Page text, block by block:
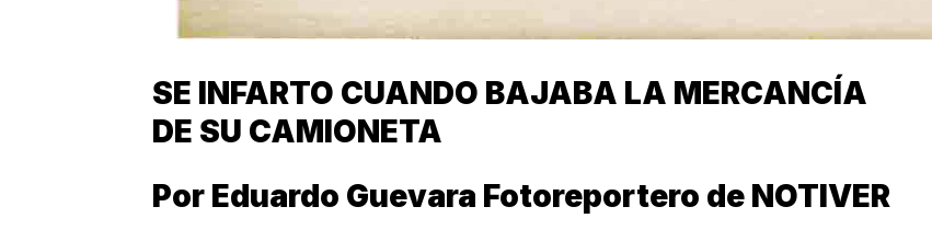
SE INFARTO CUANDO BAJABA LA MERCANCÍA
DE SU CAMIONETA
Por Eduardo Guevara Fotoreportero de NOTIVER